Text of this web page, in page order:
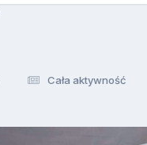
Cała aktywność